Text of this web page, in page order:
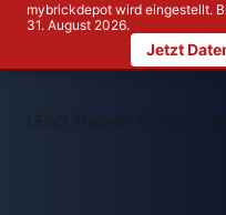
mybrickdepot wird eingestellt.
31. August 2026.
Jetzt
LEGO Themen >